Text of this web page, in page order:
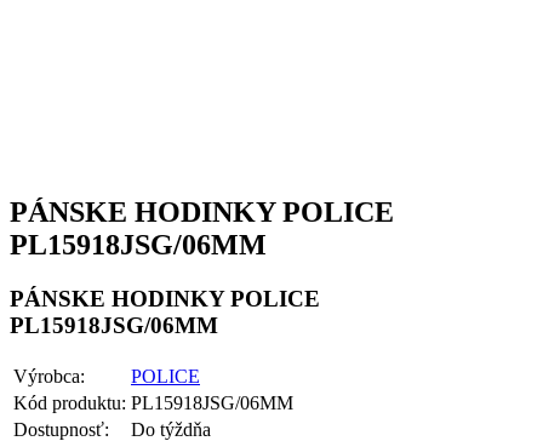
PÁNSKE HODINKY POLICE
PL15918JSG/06MM
PÁNSKE HODINKY POLICE
PL15918JSG/06MM
Výrobca:
POLICE
Kód produktu: PL15918JSG/06MM
Dostupnosť:
Do týždňa